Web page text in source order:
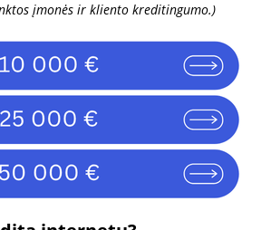
įmonės ir kliento kreditingumo.)